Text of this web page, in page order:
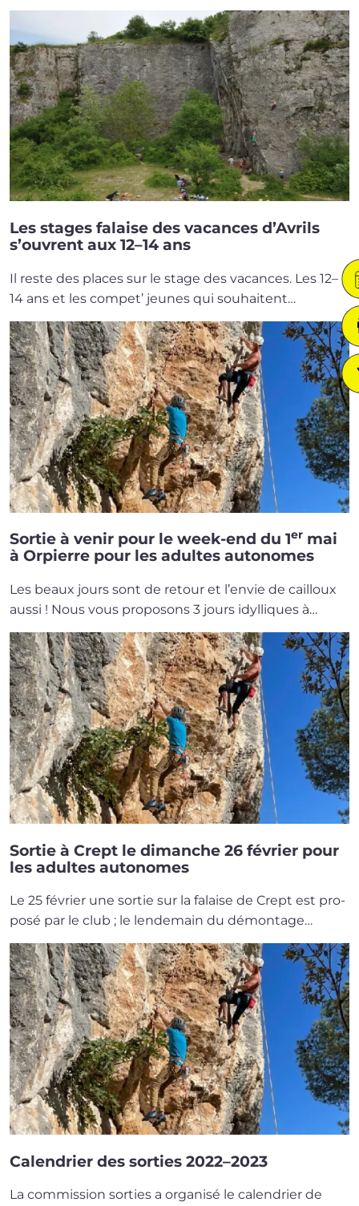
Les stages falaise des vacances d’Avrils
s’ouvrent aux 12–14 ans
Il reste des places sur le stage des vacances. Les 12–
14 ans et les com­pet’ jeunes qui sou­haitent…
Sortie à venir pour le week-end du 1er mai
à Orpierre pour les adultes autonomes
Les beaux jours sont de retour et l’envie de cailloux
aussi ! Nous vous pro­po­sons 3 jours idyl­liques à…
Sortie à Crept le dimanche 26 février pour
les adultes autonomes
Le 25 février une sor­tie sur la falaise de Crept est pro­
po­sé par le club ; le len­de­main du démon­tage…
Calendrier des sorties 2022–2023
La com­mis­sion sor­ties a orga­ni­sé le calen­drier de